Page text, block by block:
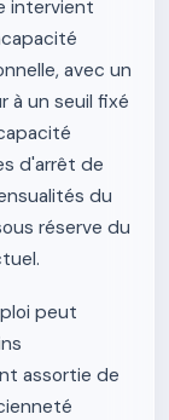
intervient
avec un
à un seuil fixé
d'arrêt de
du
réserve du
peut
assortie de